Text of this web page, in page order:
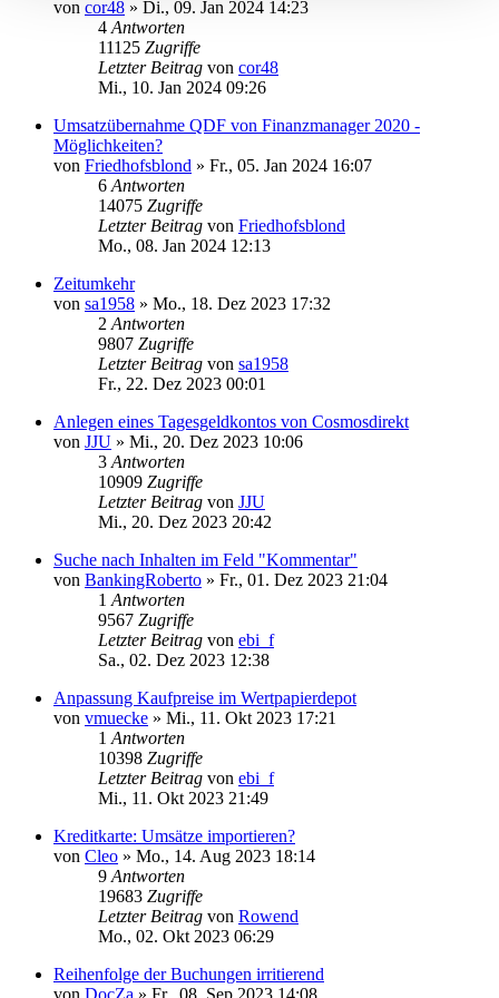
von cor48 » Di., 09. Jan 2024 14:23
4 Antworten
11125 Zugriffe
Letzter Beitrag von cor48
Mi., 10. Jan 2024 09:26
Umsatzübernahme QDF von Finanzmanager 2020 -
Möglichkeiten?
von Friedhofsblond » Fr., 05. Jan 2024 16:07
6 Antworten
14075 Zugriffe
Letzter Beitrag von Friedhofsblond
Mo., 08. Jan 2024 12:13
Zeitumkehr
von sa1958 » Mo., 18. Dez 2023 17:32
2 Antworten
9807 Zugriffe
Letzter Beitrag von sa1958
Fr., 22. Dez 2023 00:01
Anlegen eines Tagesgeldkontos von Cosmosdirekt
von JJU » Mi., 20. Dez 2023 10:06
3 Antworten
10909 Zugriffe
Letzter Beitrag von JJU
Mi., 20. Dez 2023 20:42
Suche nach Inhalten im Feld "Kommentar"
von BankingRoberto » Fr., 01. Dez 2023 21:04
1 Antworten
9567 Zugriffe
Letzter Beitrag von ebi_f
Sa., 02. Dez 2023 12:38
Anpassung Kaufpreise im Wertpapierdepot
von vmuecke » Mi., 11. Okt 2023 17:21
1 Antworten
10398 Zugriffe
Letzter Beitrag von ebi_f
Mi., 11. Okt 2023 21:49
Kreditkarte: Umsätze importieren?
von Cleo » Mo., 14. Aug 2023 18:14
9 Antworten
19683 Zugriffe
Letzter Beitrag von Rowend
Mo., 02. Okt 2023 06:29
Reihenfolge der Buchungen irritierend
von DocZa » Fr., 08. Sep 2023 14:08